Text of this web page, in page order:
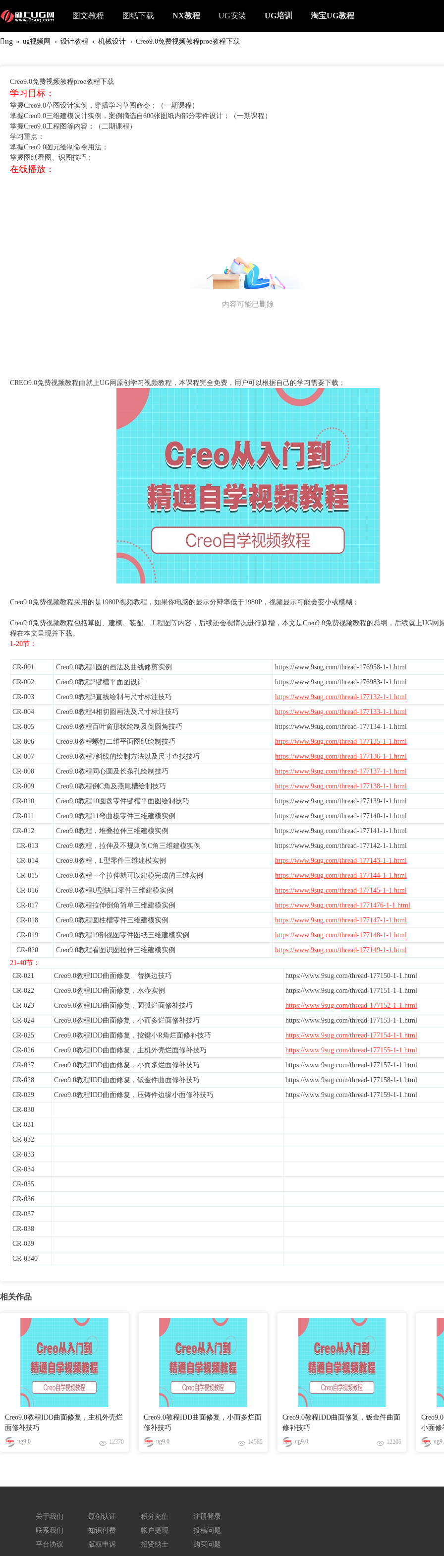
图文教程 图纸下载 NX教程 UG安装 UG培训 淘宝UG教程
ug » ug视频网 › 设计教程 › 机械设计 › Creo9.0免费视频教程proe教程下载
Creo9.0免费视频教程proe教程下载
学习目标：
掌握Creo9.0草图设计实例，穿插学习草图命令；（一期课程）
掌握Creo9.0三维建模设计实例，案例摘选自600张图纸内部分零件设计；（一期课程）
掌握Creo9.0工程图等内容；（二期课程）
学习重点：
掌握Creo9.0图元绘制命令用法；
掌握图纸看图、识图技巧；
在线播放：
CREO9.0免费视频教程由就上UG网原创学习视频教程，本课程完全免费，用户可以根据自己的学习需要下载；
Creo9.0免费视频教程采用的是1980P视频教程，如果你电脑的显示分辩率低于1980P，视频显示可能会变小或模糊；
Creo9.0免费视频教程包括草图、建模、装配、工程图等内容，后续还会视情况进行新增，本文是Creo9.0免费视频教程的总纲，后续就上UG网
程在本文呈现并下载。
1-20节：
CR-001 Creo9.0教程1圆的画法及曲线修剪实例
https://www.9sug.com/thread-176958-1-1.html
CR-002
Creo9.0教程2键槽平面图设计
https://www.9sug.com/thread-176983-1-1.html
CR-003
Creo9.0教程3直线绘制与尺寸标注技巧
https://www.9sug.com/thread-177132-1-1.html
CR-004
Creo9.0教程4相切圆画法及尺寸标注技巧
https://www.9sug.com/thread-177133-1-1.html
CR-005
Creo9.0教程百叶窗形状绘制及倒圆角技巧
https://www.9sug.com/thread-177134-1-1.html
CR-006
Creo9.0教程螺钉二维平面图纸绘制技巧
https://www.9sug.com/thread-177135-1-1.html
CR-007
Creo9.0教程7斜线的绘制方法以及尺寸查找技巧
https://www.9sug.com/thread-177136-1-1.html
CR-008
Creo9.0教程同心圆及长条孔绘制技巧
https://www.9sug.com/thread-177137-1-1.html
CR-009
Creo9.0教程倒C角及燕尾槽绘制技巧
https://www.9sug.com/thread-177138-1-1.html
CR-010
Creo9.0教程10圆盘零件键槽平面图绘制技巧
https://www.9sug.com/thread-177139-1-1.html
CR-011
Creo9.0教程11弯曲板零件三维建模实例
https://www.9sug.com/thread-177140-1-1.html
CR-012
Creo9.0教程，堆叠拉伸三维建模实例
https://www.9sug.com/thread-177141-1-1.html
CR-013
Creo9.0教程，拉伸及不规则倒C角三维建模实例
https://www.9sug.com/thread-177142-1-1.html
CR-014
Creo9.0教程，L型零件三维建模实例
https://www.9sug.com/thread-177143-1-1.html
CR-015
Creo9.0教程一个拉伸就可以建模完成的三维实例
https://www.9sug.com/thread-177144-1-1.html
CR-016
Creo9.0教程U型缺口零件三维建模实例
https://www.9sug.com/thread-177145-1-1.html
CR-017
Creo9.0教程拉伸倒角简单三维建模实例
https://www.9sug.com/thread-1771476-1-1.html
CR-018
Creo9.0教程圆柱槽零件三维建模实例
https://www.9sug.com/thread-177147-1-1.html
CR-019
Creo9.0教程19剖视图零件图纸三维建模实例
https://www.9sug.com/thread-177148-1-1.html
CR-020
Creo9.0教程看图识图拉伸三维建模实例
https://www.9sug.com/thread-177149-1-1.html
21-40节：
CR-021
Creo9.0教程IDD曲面修复、替换边技巧
https://www.9sug.com/thread-177150-1-1.html
CR-022
Creo9.0教程IDD曲面修复，水壶实例
https://www.9sug.com/thread-177151-1-1.html
CR-023
Creo9.0教程IDD曲面修复，圆弧烂面修补技巧
https://www.9sug.com/thread-177152-1-1.html
CR-024
Creo9.0教程IDD曲面修复，小而多烂面修补技巧
https://www.9sug.com/thread-177153-1-1.html
CR-025
Creo9.0教程IDD曲面修复，按键小R角烂面修补技巧
https://www.9sug.com/thread-177154-1-1.html
CR-026
Creo9.0教程IDD曲面修复，主机外壳烂面修补技巧
https://www.9sug.com/thread-177155-1-1.html
CR-027
Creo9.0教程IDD曲面修复，小而多烂面修补技巧
https://www.9sug.com/thread-177157-1-1.html
CR-028
Creo9.0教程IDD曲面修复，钣金件曲面修补技巧
https://www.9sug.com/thread-177158-1-1.html
CR-029
Creo9.0教程IDD曲面修复，压铸件边缘小面修补技巧
https://www.9sug.com/thread-177159-1-1.html
CR-030
CR-031
CR-032
CR-033
CR-034
CR-035
CR-036
CR-037
CR-038
CR-039
CR-0340
相关作品
Creo9.0教程IDD曲面修复，主机外壳烂
面修补技巧
ug9.0 12370
Creo9.0教程IDD曲面修复，小而多烂面
修补技巧
ug9.0 14585
Creo9.0教程IDD曲面修复，钣金件曲面
修补技巧
ug9.0 12205
小面修
关于我们
联系我们
平台协议
原创认证
知识付费
版权申诉
积分充值
帐户提现
招贤纳士
注册登录
投稿问题
购买问题